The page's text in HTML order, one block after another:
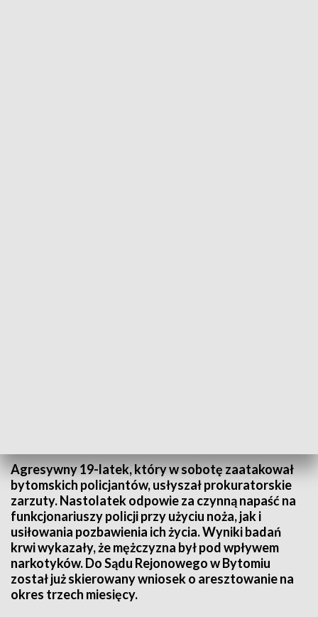
Agresywny 19-latek, który w sobotę zaatakował
bytomskich policjantów, usłyszał prokuratorskie
zarzuty. Nastolatek odpowie za czynną napaść na
funkcjonariuszy policji przy użyciu noża, jak i
usiłowania pozbawienia ich życia. Wyniki badań
krwi wykazały, że mężczyzna był pod wpływem
narkotyków. Do Sądu Rejonowego w Bytomiu
został już skierowany wniosek o aresztowanie na
okres trzech miesięcy.